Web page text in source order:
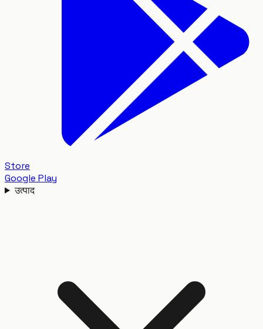
Store
Google Play
उत्पाद